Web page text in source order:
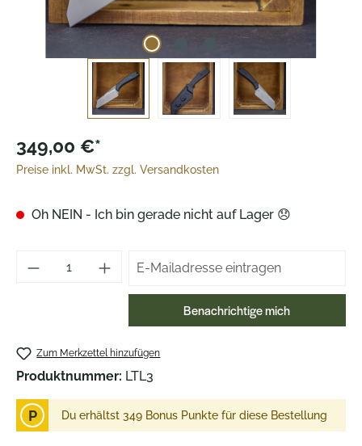
349,00 €*
Preise inkl. MwSt. zzgl. Versandkosten
Oh NEIN - Ich bin gerade nicht auf Lager 😞
Benachrichtige mich
Zum Merkzettel hinzufügen
Produktnummer: LTL3
P Du erhältst 349 Bonus Punkte für diese Bestellung